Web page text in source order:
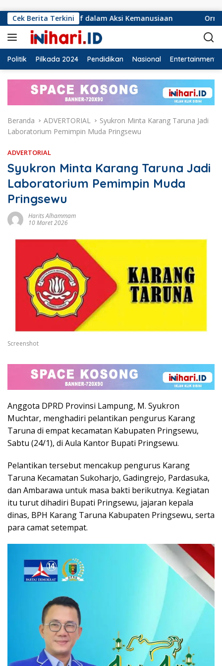
Cek Berita Terkini
dalam Aksi Kemanusiaan Ormas Laskar Lampung
Politik Pilkada 2024 Pendidikan Nasional Entertainment
Beranda ADVERTORIAL
Syukron Minta Karang Taruna Jadi
Laboratorium Pemimpin Muda Pringsewu
ADVERTORIAL
Syukron Minta Karang Taruna Jadi
Laboratorium Pemimpin Muda
Pringsewu
Harits Alhammam
10 Maret 2026
Screenshot
Anggota DPRD Provinsi Lampung, M. Syukron
Muchtar, menghadiri pelantikan pengurus Karang
Taruna di empat kecamatan Kabupaten Pringsewu,
Sabtu (24/1), di Aula Kantor Bupati Pringsewu.
Pelantikan tersebut mencakup pengurus Karang
Taruna Kecamatan Sukoharjo, Gadingrejo, Pardasuka,
dan Ambarawa untuk masa bakti berikutnya. Kegiatan
itu turut dihadiri Bupati Pringsewu, jajaran kepala
dinas, BPH Karang Taruna Kabupaten Pringsewu, serta
para camat setempat.